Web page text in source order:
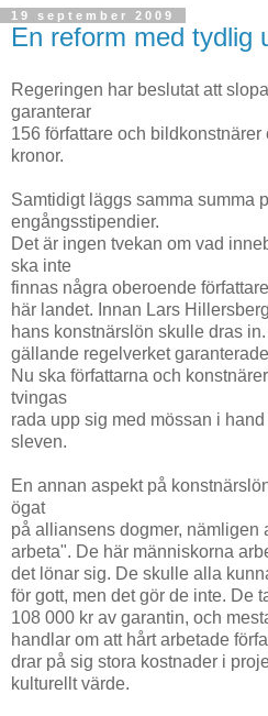
19 september 2009
En reform med tydlig
Regeringen har beslutat att
garanterar
156 författare och
kronor.
Samtidigt läggs samma summa
engångsstipendier.
Det är ingen tvekan om vad
ska inte
finnas några oberoende
här landet. Innan Lars
hans konstnärslön skulle dras
gällande regelverket
Nu ska författarna och
tvingas
rada upp sig med mössan i
sleven.
En annan aspekt på
ögat
på alliansens dogmer, nämligen
arbeta". De här människorna
det lönar sig. De skulle alla
för gott, men det gör de inte. De
108 000 kr av garantin, och
handlar om att hårt arbetade
drar på sig stora kostnader i
kulturellt värde.